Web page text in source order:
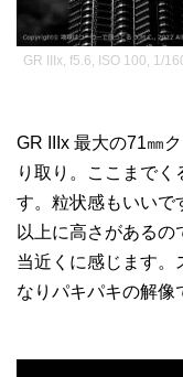
GR IIIx, f5.6, ISO 100, 1/
GR IIIx 最大の71㎜
り取り。ここまでく
す。粒状感もいいで
以上に高さがある
当近くに感じます。
なりパキパキの解像